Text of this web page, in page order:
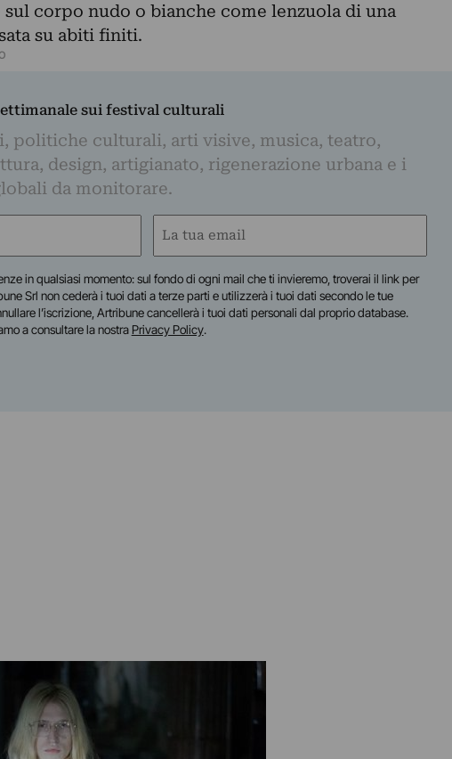
corpo nudo o bianche come lenzuola di una
su abiti finiti.
sui festival culturali
politiche culturali, arti visive, musica, teatro,
design, artigianato, rigenerazione urbana e i
da monitorare.
Email
in qualsiasi momento: sul fondo di ogni mail che ti invieremo, troverai il link per
Srl non cederà i tuoi dati a terze parti e utilizzerà i tuoi dati secondo le tue
l’iscrizione, Artribune cancellerà i tuoi dati personali dal proprio database.
a consultare la nostra Privacy Policy.